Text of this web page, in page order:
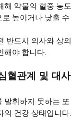
해 약물의 혈중 농도
높이거나 낮출 수
반드시 의사와 상의
해야 합니다.
혈관계 및 대사
발휘하지 못하는 또
의 건강 상태입니다.